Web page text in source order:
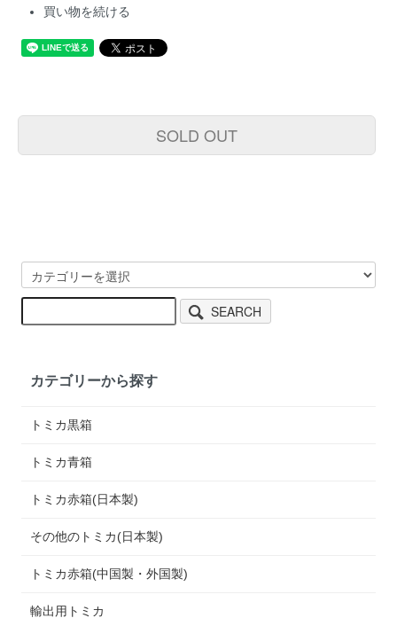
買い物を続ける
SOLD OUT
SEARCH
カテゴリーから探す
トミカ黒箱
トミカ青箱
トミカ赤箱(日本製)
その他のトミカ(日本製)
トミカ赤箱(中国製・外国製)
輸出用トミカ